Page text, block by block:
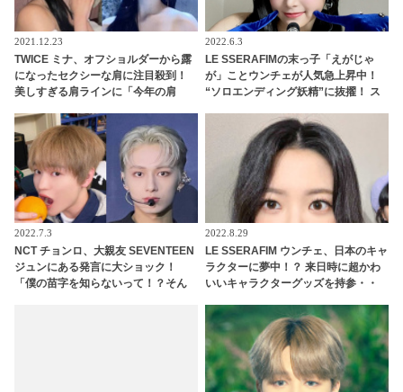
2021.12.23
TWICE ミナ、オフショルダーから露
になったセクシーな肩に注目殺到！
美しすぎる肩ラインに「今年の肩
2022.6.3
LE SSERAFIMの末っ子「えがじゃ
が」ことウンチェが人気急上昇中！
“ソロエンディング妖精”に抜擢！ ス
粋な笑顔とかわいすぎる愛嬌にメン
バーも悶絶
2022.7.3
NCT チョンロ、大親友 SEVENTEEN
ジュンにある発言に大ショック！
「僕の苗字を知らないって！？そん
2022.8.29
LE SSERAFIM ウンチェ、日本のキャ
ラクターに夢中！？ 来日時に超かわ
いいキャラクターグッズを持参・・
タリなかわいすぎるアイテムにくぎ
づけ